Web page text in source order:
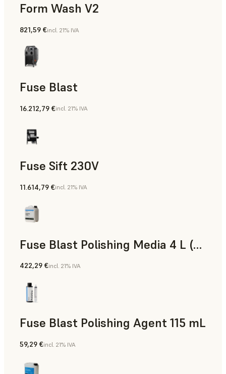
Form Wash V2
821,59 €incl. 21% IVA
Fuse Blast
16.212,79 €incl. 21% IVA
Fuse Sift 230V
11.614,79 €incl. 21% IVA
Fuse Blast Polishing Media 4 L (2,5 kg)
422,29 €incl. 21% IVA
Fuse Blast Polishing Agent 115 mL
59,29 €incl. 21% IVA